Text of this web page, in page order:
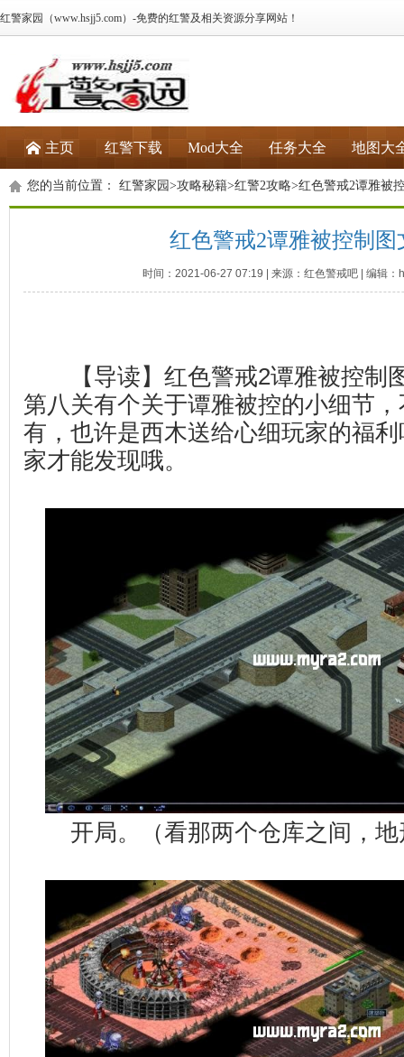
红警家园（www.hsjj5.com）-免费的红警及相关资源分享网站！
主页 红警下载 Mod大全 任务大全 地图大
您的当前位置： 红警家园 >攻略秘籍>红警2攻略>红色警戒2谭雅被
红色警戒2谭雅被控制图
时间：2021-06-27 07:19 | 来源：红色警戒吧 | 编辑：
【导读】红色警戒2谭雅被控制
第八关有个关于谭雅被控的小细节
有，也许是西木送给心细玩家的福
家才能发现哦。
开局。（看那两个仓库之间，地